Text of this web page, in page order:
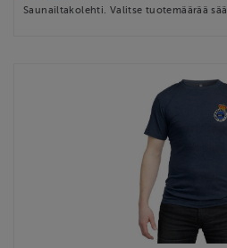
Saunailtakolehti. Valitse tuotemäärää